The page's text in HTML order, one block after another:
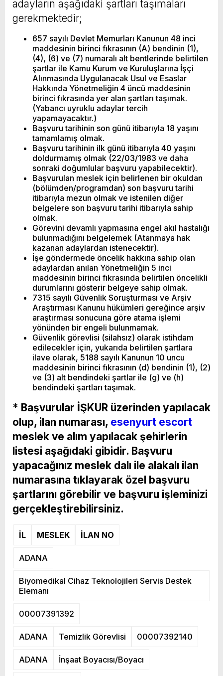
adayların aşağıdaki şartları taşımaları
gerekmektedir;
657 sayılı Devlet Memurları Kanunun 48 inci
maddesinin birinci fıkrasının (A) bendinin (1),
(4), (6) ve (7) numaralı alt bentlerinde belirtilen
şartlar ile Kamu Kurum ve Kuruluşlarına İşçi
Alınmasında Uygulanacak Usul ve Esaslar
Hakkında Yönetmeliğin 4 üncü maddesinin
birinci fıkrasında yer alan şartları taşımak.
(Yabancı uyruklu adaylar tercih
yapamayacaktır.)
Başvuru tarihinin son günü itibarıyla 18 yaşını
tamamlamış olmak.
Başvuru tarihinin ilk günü itibarıyla 40 yaşını
doldurmamış olmak (22/03/1983 ve daha
sonraki doğumlular başvuru yapabilecektir).
Başvurulan meslek için belirlenen bir okuldan
(bölümden/programdan) son başvuru tarihi
itibarıyla mezun olmak ve istenilen diğer
belgelere son başvuru tarihi itibarıyla sahip
olmak.
Görevini devamlı yapmasına engel akıl hastalığı
bulunmadığını belgelemek (Atanmaya hak
kazanan adaylardan istenecektir).
İşe göndermede öncelik hakkına sahip olan
adaylardan anılan Yönetmeliğin 5 inci
maddesinin birinci fıkrasında belirtilen öncelikli
durumlarını gösterir belgeye sahip olmak.
7315 sayılı Güvenlik Soruşturması ve Arşiv
Araştırması Kanunu hükümleri gereğince arşiv
araştırması sonucuna göre atama işlemi
yönünden bir engeli bulunmamak.
Güvenlik görevlisi (silahsız) olarak istihdam
edilecekler için, yukarıda belirtilen şartlara
ilave olarak, 5188 sayılı Kanunun 10 uncu
maddesinin birinci fıkrasının (d) bendinin (1), (2)
ve (3) alt bendindeki şartlar ile (g) ve (h)
bendindeki şartları taşımak.
* Başvurular İŞKUR üzerinden yapılacak
olup, ilan numarası, esenyurt escort
meslek ve alım yapılacak şehirlerin
listesi aşağıdaki gibidir. Başvuru
yapacağınız meslek dalı ile alakalı ilan
numarasına tıklayarak özel başvuru
şartlarını görebilir ve başvuru işleminizi
gerçekleştirebilirsiniz.
İL MESLEK İLAN NO
ADANA
Biyomedikal Cihaz Teknolojileri Servis Destek
Elemanı
00007391392
ADANA Temizlik Görevlisi 00007392140
ADANA İnşaat Boyacısı/Boyacı